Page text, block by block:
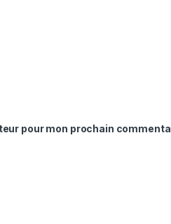
pour mon prochain